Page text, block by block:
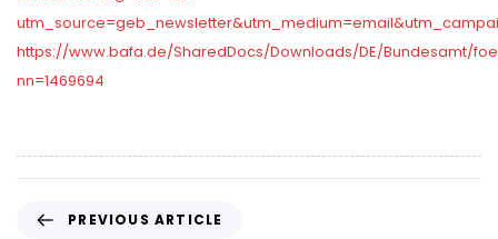
https://www.bafa.de/SharedDocs/Downloads/DE/Bundesamt/
nn=1469694
PREVIOUS ARTICLE